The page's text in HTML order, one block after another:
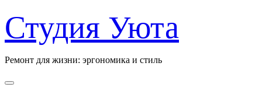
к
содержанию
Студия Уюта
Ремонт для жизни: эргономика и стиль